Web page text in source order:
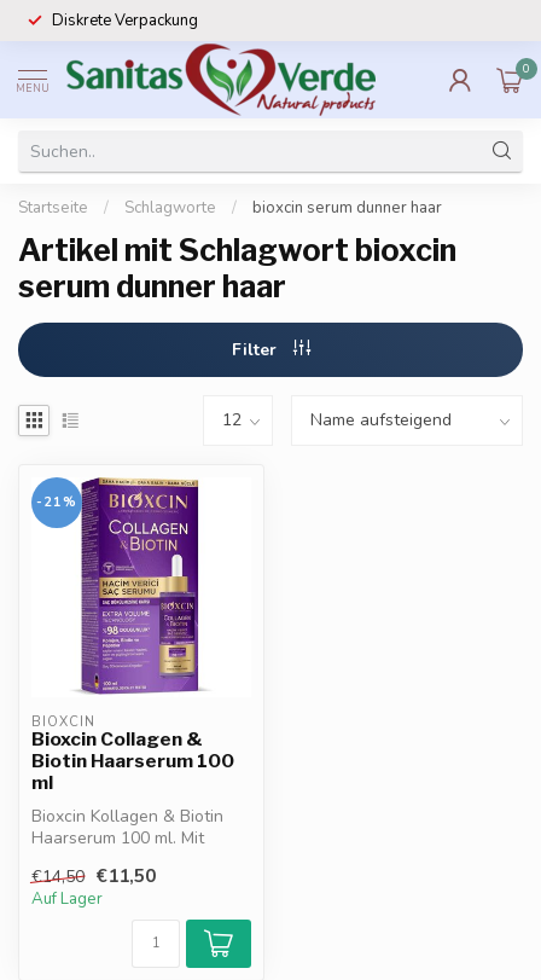
Diskrete Verpackung
MENU
0
Startseite / Schlagworte / bioxcin serum dunner haar
Artikel mit Schlagwort bioxcin
serum dunner haar
Filter
-21%
BIOXCIN
Bioxcin Collagen &
Biotin Haarserum 100
ml
Bioxcin Kollagen & Biotin
Haarserum 100 ml. Mit
Stä...
€14,50 €11,50
Auf Lager